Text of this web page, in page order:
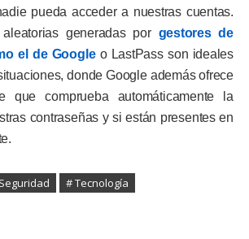
pueda acceder a nuestras cuentas.
generadas por gestores de
el de Googleo LastPass son ideales
donde Google además ofrece
que comprueba automáticamente la
contraseñas y si están presentes en
# Tecnología